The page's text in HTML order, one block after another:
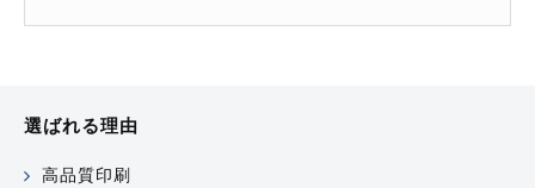
選ばれる理由
高品質印刷